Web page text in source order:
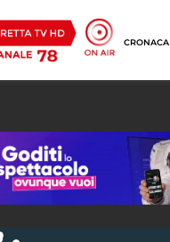
CRONACA